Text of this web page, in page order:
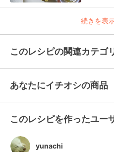
続きを表
このレシピの関連カテゴ
あなたにイチオシの商品
このレシピを作ったユー
yunachi